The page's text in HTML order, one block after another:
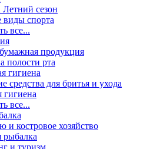
сезон
виды спорта
все...
продукция
полости рта
гигиена
средства для бритья и ухода
гигиена
все...
и костровое хозяйство
рыбалка
и туризм